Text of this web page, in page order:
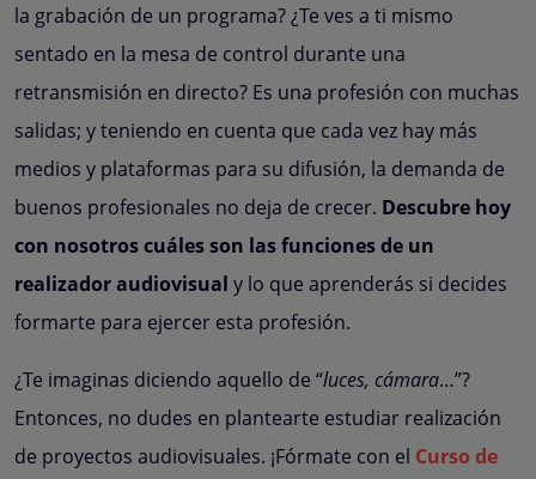
la grabación de un programa? ¿Te ves a ti mismo
sentado en la mesa de control durante una
retransmisión en directo? Es una profesión con muchas
salidas; y teniendo en cuenta que cada vez hay más
medios y plataformas para su difusión, la demanda de
buenos profesionales no deja de crecer. Descubre hoy
con nosotros cuáles son las funciones de un
realizador audiovisual y lo que aprenderás si decides
formarte para ejercer esta profesión.
¿Te imaginas diciendo aquello de “luces, cámara…”?
Entonces, no dudes en plantearte estudiar realización
de proyectos audiovisuales. ¡Fórmate con el Curso de